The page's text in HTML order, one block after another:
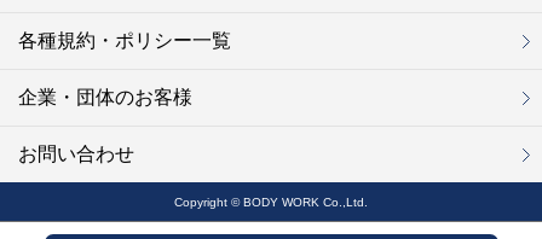
各種規約・ポリシー一覧
企業・団体のお客様
お問い合わせ
Copyright © BODY WORK Co.,Ltd.